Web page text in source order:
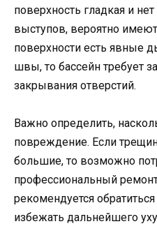
поверхность гладкая и
выступов, вероятно
поверхности есть явные
швы, то бассейн требует
закрывания отверстий.
Важно определить,
повреждение. Если
большие, то возможно
профессиональный
рекомендуется
избежать дальнейшего